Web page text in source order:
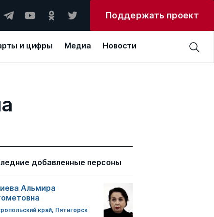
Поддержать проект
и цифры Медиа Новости
добавленные персоны
Альмира
край, Пятигорск